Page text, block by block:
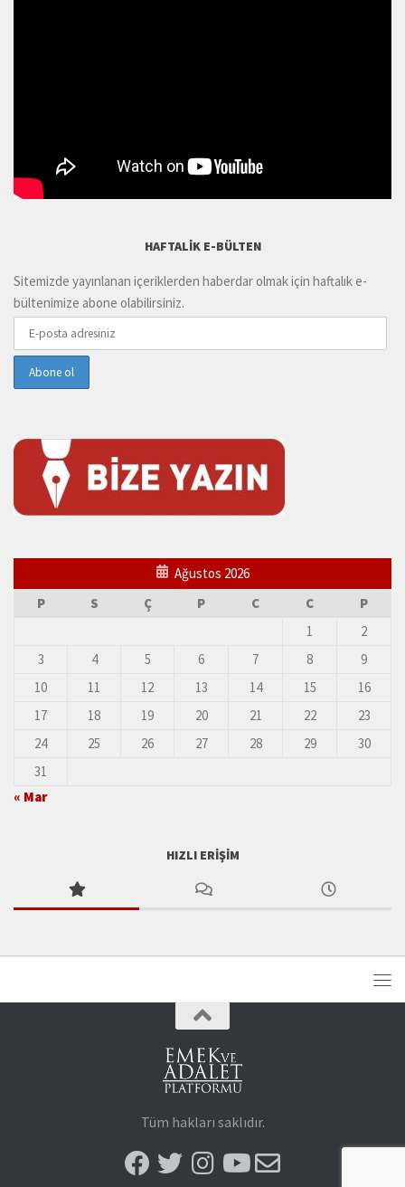
HAFTALIK E-BÜLTEN
Sitemizde yayınlanan içeriklerden haberdar olmak için haftalık e-
bültenimize abone olabilirsiniz.
Ağustos 2026
P
S Ç P C C
P
1
2
3
4 5 6 7 8
9
10
11 12 13 14 15
16
17
18 19 20 21 22
23
24
25 26 27 28 29
30
31
« Mar
HIZLI ERIŞIM
Tüm hakları saklıdır.